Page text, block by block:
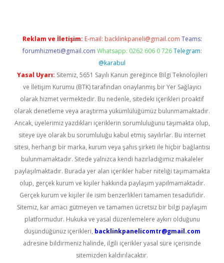
Reklam ve İletişim: E-mail: backlinkpaneli@gmail.com Teams:
forumhizmeti@gmail.com Whatsapp: 0262 606 0 726 Telegram:
@karabul
Yasal Uyarı: Sitemiz, 5651 Sayılı Kanun gereğince Bilgi Teknolojileri
ve İletişim Kurumu (BTK) tarafından onaylanmış bir Yer Sağlayıcı
olarak hizmet vermektedir. Bu nedenle, sitedeki içerikleri proaktif
olarak denetleme veya araştırma yükümlülüğümüz bulunmamaktadır.
Ancak, üyelerimiz yazdıkları içeriklerin sorumluluğunu taşımakta olup,
siteye üye olarak bu sorumluluğu kabul etmiş sayılırlar. Bu internet
sitesi, herhangi bir marka, kurum veya şahıs şirketi ile hiçbir bağlantısı
bulunmamaktadır. Sitede yalnızca kendi hazırladığımız makaleler
paylaşılmaktadır. Burada yer alan içerikler haber niteliği taşımamakta
olup, gerçek kurum ve kişiler hakkında paylaşım yapılmamaktadır.
Gerçek kurum ve kişiler ile isim benzerlikleri tamamen tesadüfidir.
Sitemiz, kar amacı gütmeyen ve tamamen ücretsiz bir bilgi paylaşım
platformudur. Hukuka ve yasal düzenlemelere aykırı olduğunu
düşündüğünüz içerikleri, backlinkpanelicomtr@gmail.com
adresine bildirmeniz halinde, ilgili içerikler yasal süre içerisinde
sitemizden kaldırılacaktır.